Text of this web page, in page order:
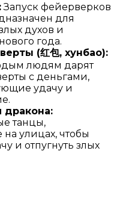
Запуск фейерверков
для
духов и
года.
(红包, хунбао):
людям дарят
с деньгами,
удачу и
дракона:
танцы,
улицах, чтобы
и отпугнуть злых